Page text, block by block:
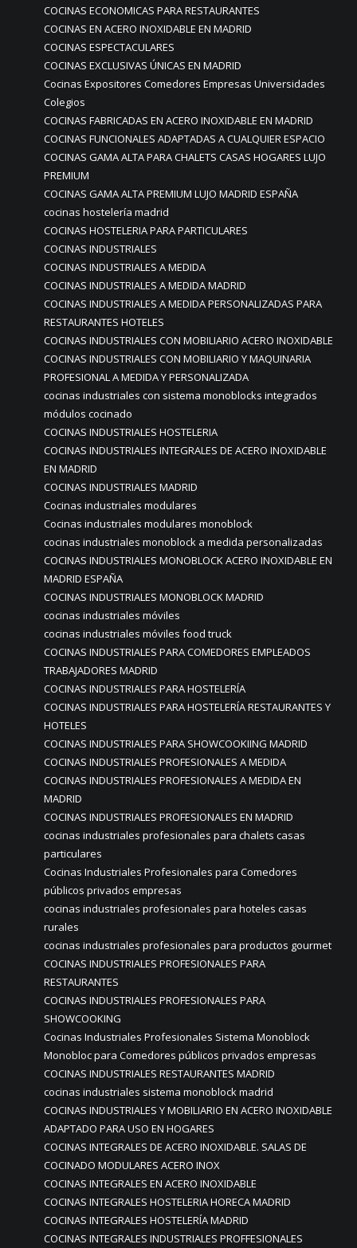
COCINAS ECONOMICAS PARA RESTAURANTES
COCINAS EN ACERO INOXIDABLE EN MADRID
COCINAS ESPECTACULARES
COCINAS EXCLUSIVAS ÚNICAS EN MADRID
Cocinas Expositores Comedores Empresas Universidades
Colegios
COCINAS FABRICADAS EN ACERO INOXIDABLE EN MADRID
COCINAS FUNCIONALES ADAPTADAS A CUALQUIER ESPACIO
COCINAS GAMA ALTA PARA CHALETS CASAS HOGARES LUJO
PREMIUM
COCINAS GAMA ALTA PREMIUM LUJO MADRID ESPAÑA
cocinas hostelería madrid
COCINAS HOSTELERIA PARA PARTICULARES
COCINAS INDUSTRIALES
COCINAS INDUSTRIALES A MEDIDA
COCINAS INDUSTRIALES A MEDIDA MADRID
COCINAS INDUSTRIALES A MEDIDA PERSONALIZADAS PARA
RESTAURANTES HOTELES
COCINAS INDUSTRIALES CON MOBILIARIO ACERO INOXIDABLE
COCINAS INDUSTRIALES CON MOBILIARIO Y MAQUINARIA
PROFESIONAL A MEDIDA Y PERSONALIZADA
cocinas industriales con sistema monoblocks integrados
módulos cocinado
COCINAS INDUSTRIALES HOSTELERIA
COCINAS INDUSTRIALES INTEGRALES DE ACERO INOXIDABLE
EN MADRID
COCINAS INDUSTRIALES MADRID
Cocinas industriales modulares
Cocinas industriales modulares monoblock
cocinas industriales monoblock a medida personalizadas
COCINAS INDUSTRIALES MONOBLOCK ACERO INOXIDABLE EN
MADRID ESPAÑA
COCINAS INDUSTRIALES MONOBLOCK MADRID
cocinas industriales móviles
cocinas industriales móviles food truck
COCINAS INDUSTRIALES PARA COMEDORES EMPLEADOS
TRABAJADORES MADRID
COCINAS INDUSTRIALES PARA HOSTELERÍA
COCINAS INDUSTRIALES PARA HOSTELERÍA RESTAURANTES Y
HOTELES
COCINAS INDUSTRIALES PARA SHOWCOOKIING MADRID
COCINAS INDUSTRIALES PROFESIONALES A MEDIDA
COCINAS INDUSTRIALES PROFESIONALES A MEDIDA EN
MADRID
COCINAS INDUSTRIALES PROFESIONALES EN MADRID
cocinas industriales profesionales para chalets casas
particulares
Cocinas Industriales Profesionales para Comedores
públicos privados empresas
cocinas industriales profesionales para hoteles casas
rurales
cocinas industriales profesionales para productos gourmet
COCINAS INDUSTRIALES PROFESIONALES PARA
RESTAURANTES
COCINAS INDUSTRIALES PROFESIONALES PARA
SHOWCOOKING
Cocinas Industriales Profesionales Sistema Monoblock
Monobloc para Comedores públicos privados empresas
COCINAS INDUSTRIALES RESTAURANTES MADRID
cocinas industriales sistema monoblock madrid
COCINAS INDUSTRIALES Y MOBILIARIO EN ACERO INOXIDABLE
ADAPTADO PARA USO EN HOGARES
COCINAS INTEGRALES DE ACERO INOXIDABLE. SALAS DE
COCINADO MODULARES ACERO INOX
COCINAS INTEGRALES EN ACERO INOXIDABLE
COCINAS INTEGRALES HOSTELERIA HORECA MADRID
COCINAS INTEGRALES HOSTELERÍA MADRID
COCINAS INTEGRALES INDUSTRIALES PROFFESIONALES